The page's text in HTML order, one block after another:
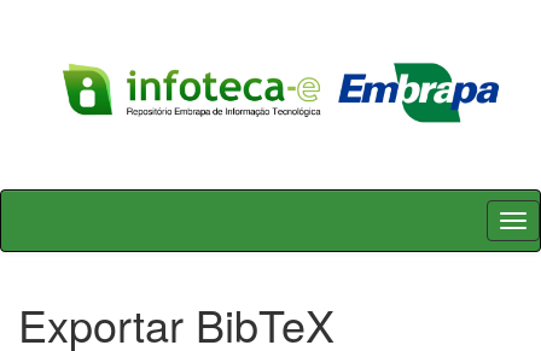
Skip
Exportar BibTeX